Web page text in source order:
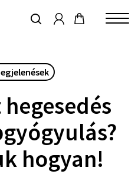
keresés
hogyan!